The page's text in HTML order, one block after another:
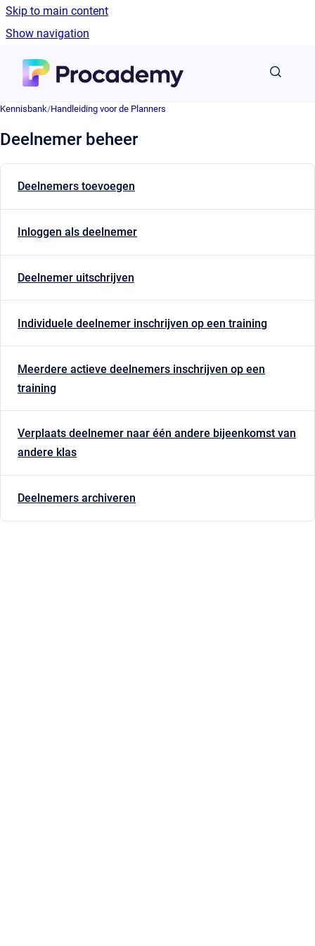
Skip to main content
Show navigation
Kennisbank/Handleiding voor de Planners
Deelnemer beheer
Deelnemers toevoegen
Inloggen als deelnemer
Deelnemer uitschrijven
Individuele deelnemer inschrijven op een training
Meerdere actieve deelnemers inschrijven op een
training
Verplaats deelnemer naar één andere bijeenkomst van
andere klas
Deelnemers archiveren